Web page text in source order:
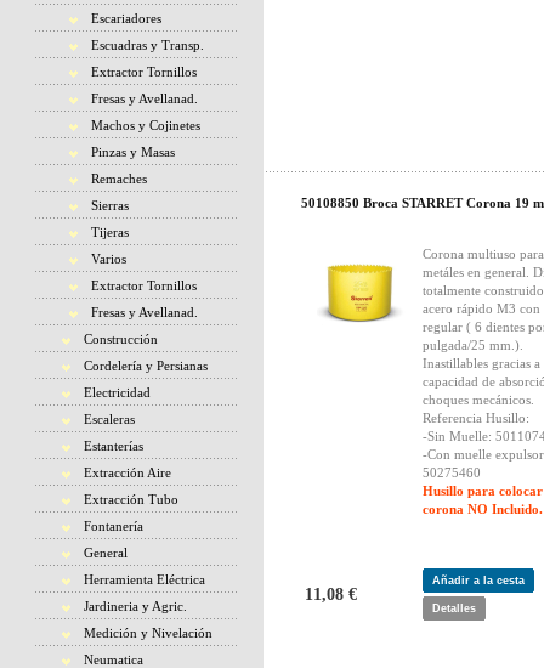
Escariadores
Escuadras y Transp.
Extractor Tornillos
Fresas y Avellanad.
Machos y Cojinetes
Pinzas y Masas
Remaches
Sierras
Tijeras
Varios
Extractor Tornillos
Fresas y Avellanad.
Construcción
Cordelería y Persianas
Electricidad
Escaleras
Estanterías
Extracción Aire
Extracción Tubo
Fontanería
General
Herramienta Eléctrica
Jardineria y Agric.
Medición y Nivelación
Neumatica
50108850 Broca STARRET Corona 19
Corona multiuso para
metáles en general.
totalmente
acero rápido M3 con
regular ( 6 dientes
pulgada/25 mm.).
Inastillables gracias a
capacidad de
choques mecánicos.
Referencia Husillo:
-Sin Muelle:
-Con muelle
50275460
Husillo para
corona NO Incluido.
11,08 €
Añadir a la cesta
Detalles